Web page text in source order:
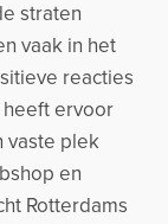
straten
vaak in het
reacties
ervoor
vaste plek
en
Rotterdams